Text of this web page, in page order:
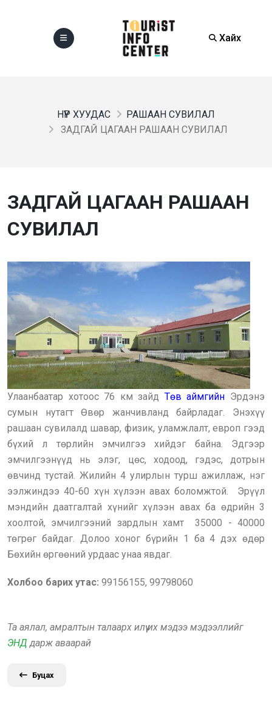
Хайх
НҮҮР ХУУДАС
РАШААН СУВИЛАЛ
ЗАДГАЙ ЦАГААН РАШААН СУВИЛАЛ
ЗАДГАЙ ЦАГААН РАШААН
СУВИЛАЛ
Улаанбаатар хотоос 76 км зайд Төв аймгийн Эрдэнэ
сумын нутагт Өвөр жанчивланд байрладаг. Энэхүү
рашаан сувилалд шавар, физик, уламжлалт, европ гээд
бүхий л төрлийн эмчилгээ хийдэг байна. Эдгээр
эмчилгээнүүд нь элэг, цөс, ходоод, гэдэс, дотрын
өвчинд тустай. Жилийн 4 улирлын турш ажиллаж, нэг
ээлжиндээ 40-60 хүн хүлээн авах боломжтой. Эрүүл
мэндийн даатгалтай хүнийг хүлээн авах ба өдрийн 3
хоолтой, эмчилгээний зардлын хамт 35000 - 40000
төгрөг байдаг. Долоо хоног бүрийн 1 ба 4 дэх өдөр
Бөхийн өргөөний урдаас унаа явдаг.
Холбоо барих утас: 99156155, 99798060
Та аялал, амралтын талаарх илүү их мэдээ мэдээллийг
ЭНД дарж аваарай
Буцах